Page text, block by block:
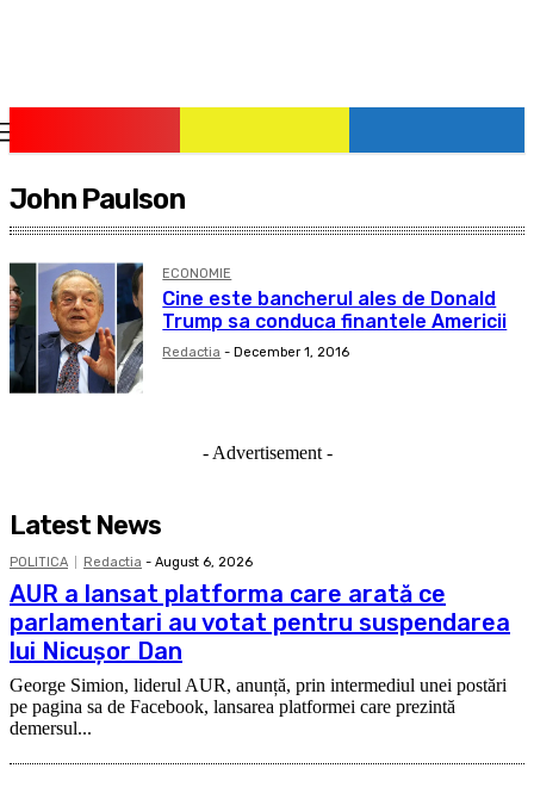
John Paulson
ECONOMIE
Cine este bancherul ales de Donald
Trump sa conduca finantele Americii
Redactia - December 1, 2016
- Advertisement -
Latest News
POLITICA Redactia - August 6, 2026
AUR a lansat platforma care arată ce
parlamentari au votat pentru suspendarea
lui Nicușor Dan
George Simion, liderul AUR, anunță, prin intermediul unei postări
pe pagina sa de Facebook, lansarea platformei care prezintă
demersul...